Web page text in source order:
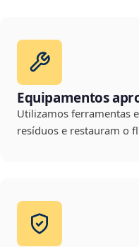
Equipamentos
Utilizamos ferramentas
resíduos e restauram o